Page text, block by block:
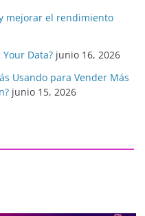
mejorar el rendimiento
Data? junio 16, 2026
Usando para Vender Más
junio 15, 2026